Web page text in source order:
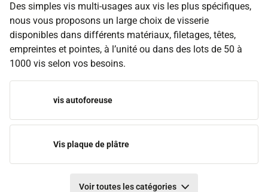
Des simples vis multi-usages aux vis les plus spécifiques,
nous vous proposons un large choix de visserie
disponibles dans différents matériaux, filetages, têtes,
empreintes et pointes, à l’unité ou dans des lots de 50 à
1000 vis selon vos besoins.
vis autoforeuse
Vis plaque de plâtre
Voir toutes les catégories